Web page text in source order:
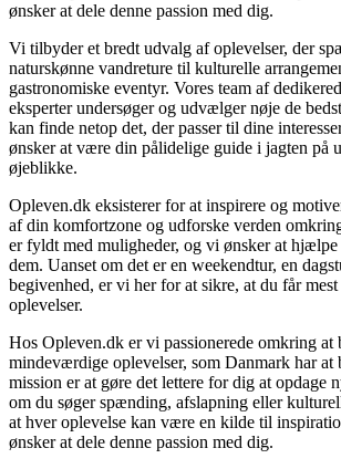
ønsker at dele denne passion med dig.
Vi tilbyder et bredt udvalg af oplevelser, der
naturskønne vandreture til kulturelle
gastronomiske eventyr. Vores team af
eksperter undersøger og udvælger nøje de
kan finde netop det, der passer til dine
ønsker at være din pålidelige guide i jagten på
øjeblikke.
Opleven.dk eksisterer for at inspirere og
af din komfortzone og udforske verden
er fyldt med muligheder, og vi ønsker at
dem. Uanset om det er en weekendtur, en
begivenhed, er vi her for at sikre, at du får
oplevelser.
Hos Opleven.dk er vi passionerede omkring at
mindeværdige oplevelser, som Danmark har at
mission er at gøre det lettere for dig at opdage
om du søger spænding, afslapning eller
at hver oplevelse kan være en kilde til
ønsker at dele denne passion med dig.